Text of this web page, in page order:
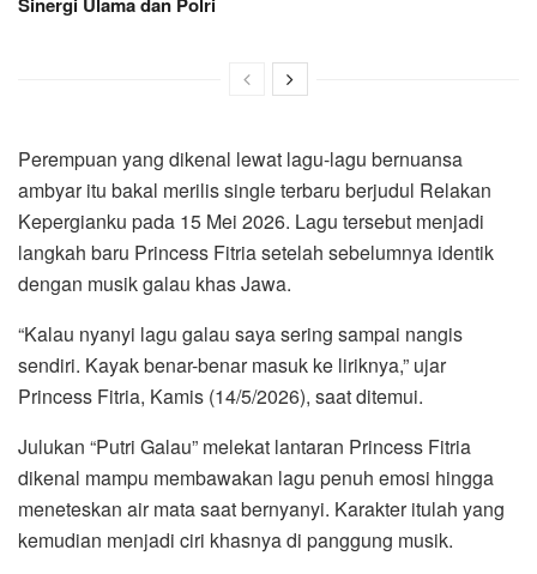
Perempuan yang dikenal lewat lagu-lagu bernuansa
ambyar itu bakal merilis single terbaru berjudul Relakan
Kepergianku pada 15 Mei 2026. Lagu tersebut menjadi
langkah baru Princess Fitria setelah sebelumnya identik
dengan musik galau khas Jawa.
“Kalau nyanyi lagu galau saya sering sampai nangis
sendiri. Kayak benar-benar masuk ke liriknya,” ujar
Princess Fitria, Kamis (14/5/2026), saat ditemui.
Julukan “Putri Galau” melekat lantaran Princess Fitria
dikenal mampu membawakan lagu penuh emosi hingga
meneteskan air mata saat bernyanyi. Karakter itulah yang
kemudian menjadi ciri khasnya di panggung musik.